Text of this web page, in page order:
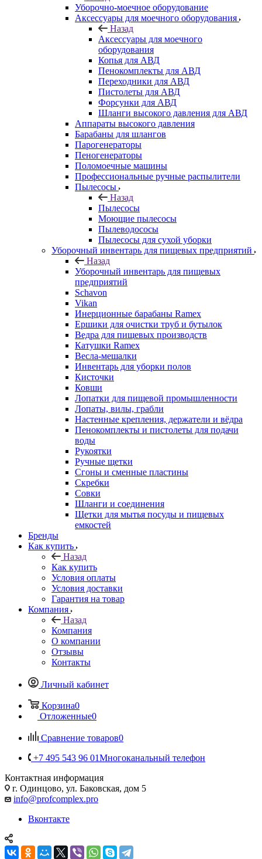
Уборочно-моечное оборудование
Аксессуары для моечного оборудования
Назад
Аксессуары для моечного
оборудования
Копья для АВД
Пенокомплекты для АВД
Переходники для АВД
Пистолеты для АВД
Форсунки для АВД
Шланги высокого давления для АВД
Аппараты высокого давления
Барабаны для шлангов
Парогенераторы
Пеногенераторы
Поломоечные машины
Профессиональные ручные распылители
Пылесосы
Назад
Пылесосы
Моющие пылесосы
Пылеводососы
Пылесосы для сухой уборки
Уборочный инвентарь для пищевых предприятий
Назад
Уборочный инвентарь для пищевых
предприятий
Schavon
Vikan
Инерционные барабаны Ramex
Ершики для очистки труб и бутылок
Ведра для пищевых производств
Катушки Ramex
Весла-мешалки
Инвентарь для уборки полов
Кисточки
Ковши
Лопатки для пищевой промышленности
Лопаты, вилы, грабли
Настенные крепления, держатели и вёдра
Пенокомплекты и пистолеты для подачи
воды
Рукоятки
Ручные щетки
Сгоны и сменные пластины
Скребки
Совки
Шланги и соединения
Щетки для мытья посуды и пищевых
емкостей
Бренды
Как купить
Назад
Как купить
Условия оплаты
Условия доставки
Гарантия на товар
Компания
Назад
Компания
О компании
Отзывы
Контакты
Личный кабинет
Корзина0
Отложенные0
Сравнение товаров0
+7 495 543 96 01Многоканальный телефон
Контактная информация
г. Одинцово, ул. Баковская, дом 5
info@profcomplex.pro
Вконтакте